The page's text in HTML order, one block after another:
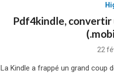
Pdf4kindle,
22
La Kindle a frappé un grand coup